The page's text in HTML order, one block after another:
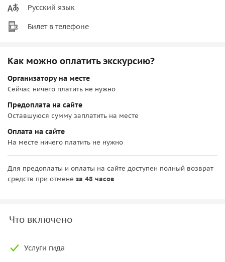
Русский язык
Билет в телефоне
Как можно оплатить экскурсию?
Организатору на месте
Сейчас ничего платить не нужно
Предоплата на сайте
Оставшуюся сумму заплатить на месте
Оплата на сайте
На месте ничего платить не нужно
Для предоплаты и оплаты на сайте доступен полный возврат
средств при отмене за 48 часов
Что включено
Услуги гида